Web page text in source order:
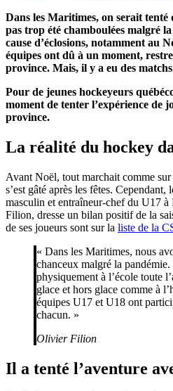
Dans les Maritimes, on serait tenté
pas trop été chamboulées malgré
cause d’éclosions, notamment au
équipes ont dû à un moment,
province. Mais, il y a eu des
Pour de jeunes hockeyeurs
moment de tenter l’expérience de
province.
La réalité du hockey
Avant Noël, tout marchait comme
s’est gâté après les fêtes.
masculin et entraîneur-chef du U17
Filion, dresse un bilan positif de la
de ses joueurs sont sur la liste de la
« Dans les Maritimes, nous
chanceux malgré la
physiquement à l’école toute
glace et hors glace comme à
équipes U17 et U18 ont
chacun. »
Olivier Filion
Il a tenté l’aventure